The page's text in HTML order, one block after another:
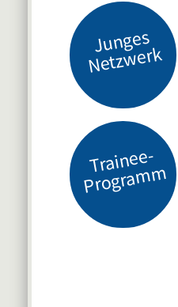
J
u
n
g
es
N
etz
w
er
k
Tr
ai
n
e
e-
Pr
o
gr
a
m
m